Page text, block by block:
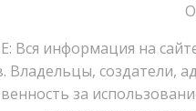
информация на
Владельцы, создатели,
за